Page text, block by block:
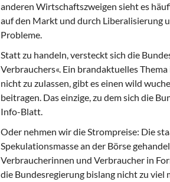
anderen Wirtschaftszweigen sieht es
auf den Markt und durch Liberalisierung
Probleme.
Statt zu handeln, versteckt sich die
Verbrauchers«. Ein brandaktuelles
nicht zu zulassen, gibt es einen wild
beitragen. Das einzige, zu dem sich die
Info-Blatt.
Oder nehmen wir die Strompreise: Die
Spekulationsmasse an der Börse
Verbraucherinnen und Verbraucher in
die Bundesregierung bislang nicht zu